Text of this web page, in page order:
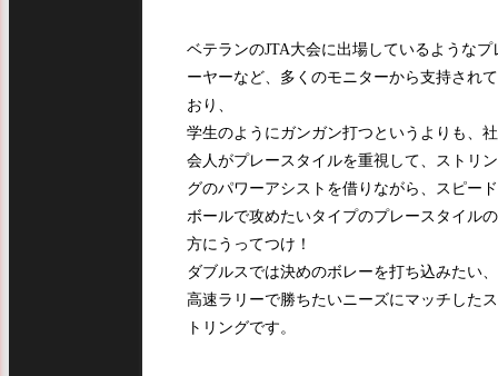
ベテランのJTA大会に出場しているようなプ
ーヤーなど、多くのモニターから支持されて
おり、
学生のようにガンガン打つというよりも、社
会人がプレースタイルを重視して、ストリン
グのパワーアシストを借りながら、スピード
ボールで攻めたいタイプのプレースタイルの
方にうってつけ！
ダブルスでは決めのボレーを打ち込みたい、
高速ラリーで勝ちたいニーズにマッチしたス
トリングです。